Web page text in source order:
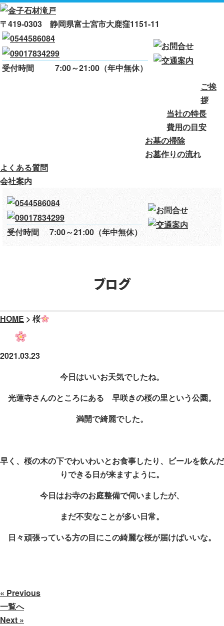
〒419-0303 静岡県富士宮市大鹿窪1151-11
受付時間 7:00～21:00（年中無休）
ご挨
拶
当社の特長
費用の目安
お墓の掃除
お墓作りの流れ
よくある質問
会社案内
受付時間 7:00～21:00（年中無休）
ブログ
HOME > 桜
2021.03.23
今日はいいお天気でしたね。
光蓮寺さんのところにある 早咲きの桜の里という公園。
満開で綺麗でした。
早く、桜の木の下でわいわいとお食事したり、ビールを飲んだ
りできる日が来ますように。
今日はお寺のお庭整備で伺いましたが、
まだ不安なことが多い日常。
日々頑張っている方の目にこの綺麗な桜が届けばいいな。
« Previous
一覧へ
Next »